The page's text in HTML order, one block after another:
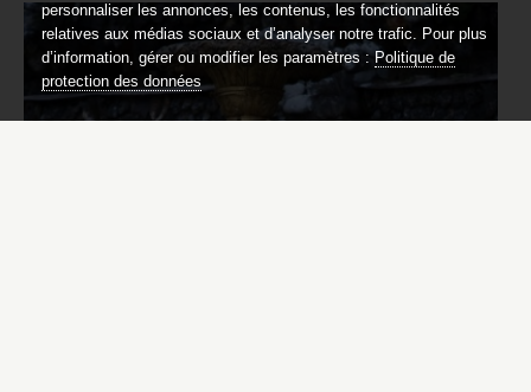
personnaliser les annonces, les contenus, les fonctionnalités
relatives aux médias sociaux et d’analyser notre trafic. Pour plus
d’information, gérer ou modifier les paramètres :Politique de
protection des données